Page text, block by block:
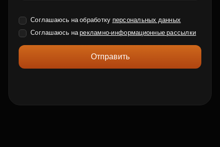
Соглашаюсь на обработку персональных данных
Соглашаюсь нарекламно-информационные рассылки
Отправить